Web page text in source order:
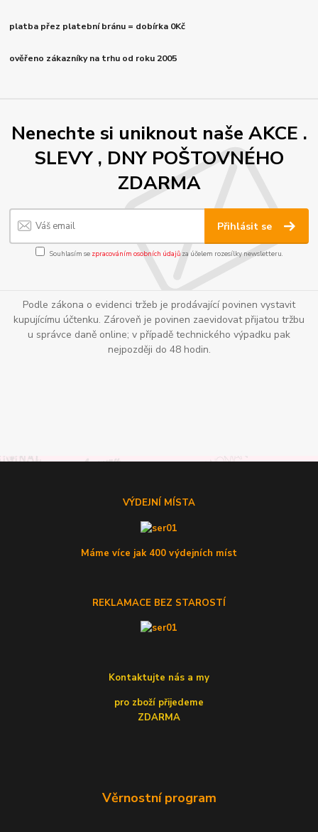
platba přez platební bránu = dobírka 0Kč
ověřeno zákazníky na trhu od roku 2005
Nenechte si uniknout naše AKCE .
SLEVY , DNY POŠTOVNÉHO
ZDARMA
Přihlásit se
Souhlasím se zpracováním osobních údajůza účelem rozesílky newsletteru.
Podle zákona o evidenci tržeb je prodávající povinen vystavit
kupujícímu účtenku. Zároveň je povinen zaevidovat přijatou tržbu
u správce daně online; v případě technického výpadku pak
nejpozději do 48 hodin.
VÝDEJNÍ MÍSTA
Máme více jak 400 výdejních míst
REKLAMACE BEZ STAROSTÍ
Kontaktujte nás a my
pro zboží přijedeme
ZDARMA
Věrnostní program